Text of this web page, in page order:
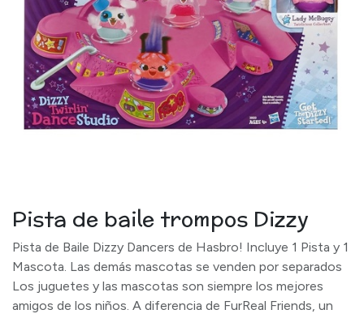
Pista de baile trompos Dizzy
Pista de Baile Dizzy Dancers de Hasbro! Incluye 1 Pista y 1
Mascota. Las demás mascotas se venden por separados
Los juguetes y las mascotas son siempre los mejores
amigos de los niños. A diferencia de FurReal Friends, un